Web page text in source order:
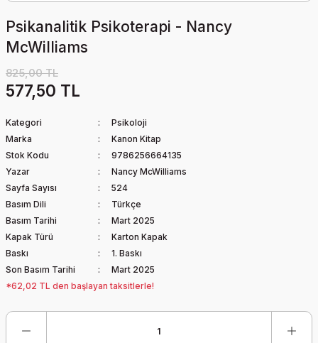
Psikanalitik Psikoterapi - Nancy
McWilliams
825,00 TL
577,50 TL
Kategori
Psikoloji
Marka
Kanon Kitap
Stok Kodu
9786256664135
Yazar
Nancy McWilliams
Sayfa Sayısı
524
Basım Dili
Türkçe
Basım Tarihi
Mart 2025
Kapak Türü
Karton Kapak
Baskı
1. Baskı
Son Basım Tarihi
Mart 2025
*62,02 TL den başlayan taksitlerle!